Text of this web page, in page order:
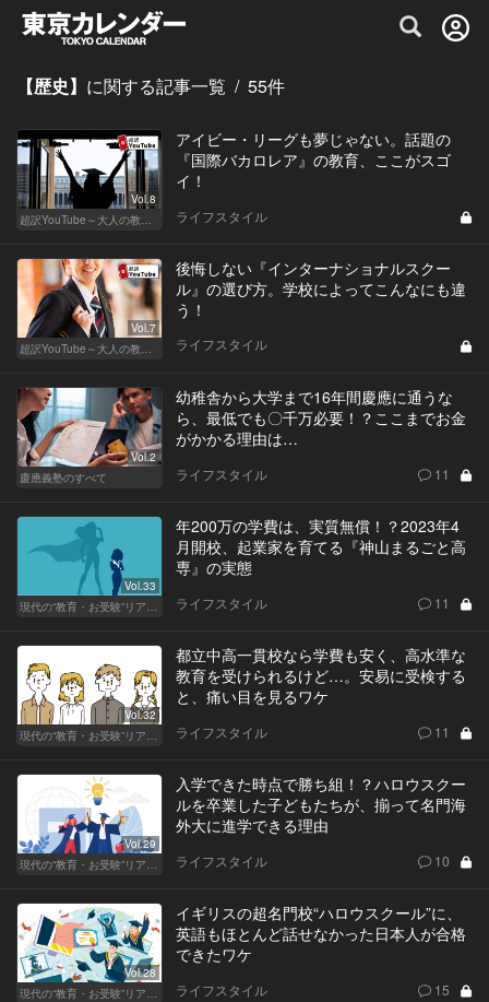
グルメ情報・プレミアムレストラン予約
【歴史】 に関する記事一覧 / 55件
Vol.8
超訳YouTube～大人の教養講座～
アイビー・リーグも夢じゃない。話題の
『国際バカロレア』の教育、ここがスゴ
イ！
ライフスタイル
Vol.7
超訳YouTube～大人の教養講座～
後悔しない『インターナショナルスクー
ル』の選び方。学校によってこんなにも違
う！
ライフスタイル
Vol.2
慶應義塾のすべて
幼稚舎から大学まで16年間慶應に通うな
ら、最低でも〇千万必要！？ここまでお金
がかかる理由は…
ライフスタイル 11
Vol.33
現代の“教育・お受験”リアルドキュメント
年200万の学費は、実質無償！？2023年4
月開校、起業家を育てる『神山まるごと高
専』の実態
ライフスタイル 11
Vol.32
現代の“教育・お受験”リアルドキュメント
都立中高一貫校なら学費も安く、高水準な
教育を受けられるけど…。安易に受検する
と、痛い目を見るワケ
ライフスタイル 11
Vol.29
現代の“教育・お受験”リアルドキュメント
入学できた時点で勝ち組！？ハロウスクー
ルを卒業した子どもたちが、揃って名門海
外大に進学できる理由
ライフスタイル 10
Vol.28
現代の“教育・お受験”リアルドキュメント
イギリスの超名門校“ハロウスクール”に、
英語もほとんど話せなかった日本人が合格
できたワケ
ライフスタイル 15